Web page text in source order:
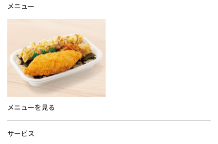
メニュー
メニューを見る
サービス